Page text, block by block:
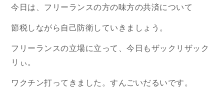
今日は、フリーランスの方の味方の共済について
節税しながら自己防衛していきましょう。
フリーランスの立場に立って、今日もザックリザック
リぃ。
ワクチン打ってきました。すんごいだるいです。